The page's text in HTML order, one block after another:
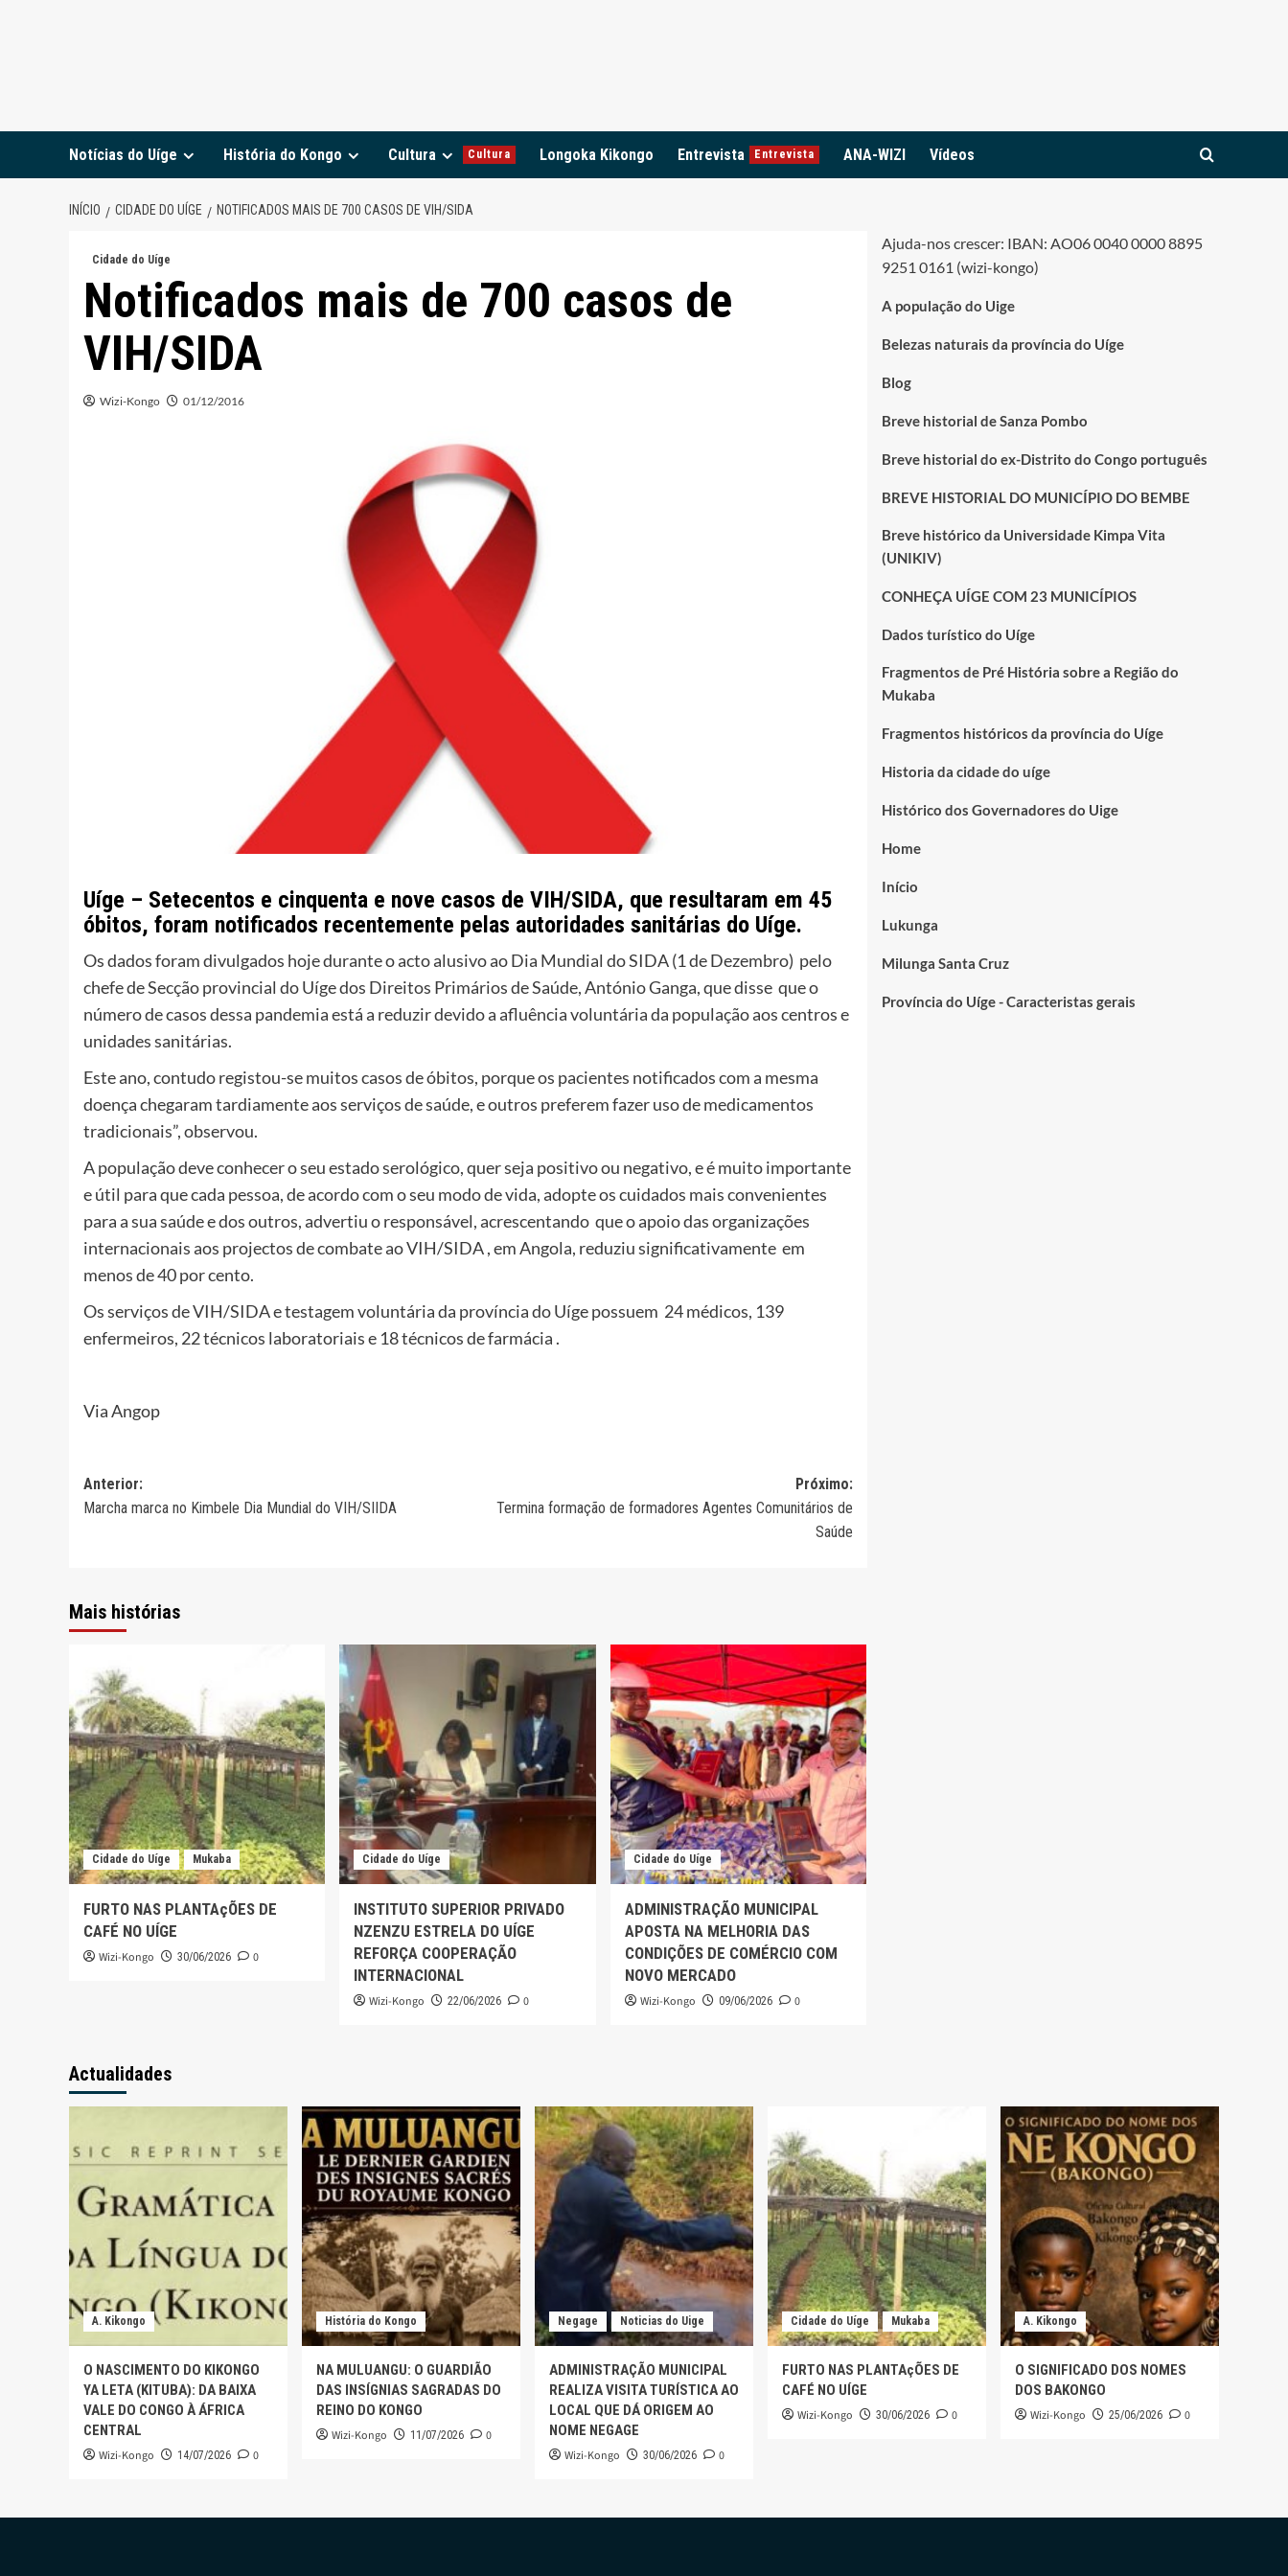
Notícias do Uíge História do Kongo Cultura Cultura Longoka Kikongo Entrevista Entrevista ANA-WIZI Vídeos
INÍCIO CIDADE DO UÍGE NOTIFICADOS MAIS DE 700 CASOS DE VIH/SIDA
Cidade do Uíge
Notificados mais de 700 casos de
VIH/SIDA
Wizi-Kongo 01/12/2016
Uíge – Setecentos e cinquenta e nove casos de VIH/SIDA, que resultaram em 45
óbitos, foram notificados recentemente pelas autoridades sanitárias do Uíge.
Os dados foram divulgados hoje durante o acto alusivo ao Dia Mundial do SIDA (1 de Dezembro) pelo
chefe de Secção provincial do Uíge dos Direitos Primários de Saúde, António Ganga, que disse que o
número de casos dessa pandemia está a reduzir devido a afluência voluntária da população aos centros e
unidades sanitárias.
Este ano, contudo registou-se muitos casos de óbitos, porque os pacientes notificados com a mesma
doença chegaram tardiamente aos serviços de saúde, e outros preferem fazer uso de medicamentos
tradicionais”, observou.
A população deve conhecer o seu estado serológico, quer seja positivo ou negativo, e é muito importante
e útil para que cada pessoa, de acordo com o seu modo de vida, adopte os cuidados mais convenientes
para a sua saúde e dos outros, advertiu o responsável, acrescentando que o apoio das organizações
internacionais aos projectos de combate ao VIH/SIDA , em Angola, reduziu significativamente em
menos de 40 por cento.
Os serviços de VIH/SIDA e testagem voluntária da província do Uíge possuem 24 médicos, 139
enfermeiros, 22 técnicos laboratoriais e 18 técnicos de farmácia .
Via Angop
Navegação
de
Anterior:
Marcha marca no Kimbele Dia Mundial do VIH/SIIDA
Próximo:
Termina formação de formadores Agentes Comunitários de
Saúde
Mais histórias
Cidade do Uíge Mukaba
FURTO NAS PLANTAçÕES DE
CAFÉ NO UÍGE
Wizi-Kongo 30/06/2026 0
Cidade do Uíge
INSTITUTO SUPERIOR PRIVADO
NZENZU ESTRELA DO UÍGE
REFORÇA COOPERAÇÃO
INTERNACIONAL
Wizi-Kongo 22/06/2026 0
Cidade do Uíge
ADMINISTRAÇÃO MUNICIPAL
APOSTA NA MELHORIA DAS
CONDIÇÕES DE COMÉRCIO COM
NOVO MERCADO
Wizi-Kongo 09/06/2026 0
Ajuda-nos crescer: IBAN: AO06 0040 0000 8895
9251 0161 (wizi-kongo)
A população do Uige
Belezas naturais da província do Uíge
Blog
Breve historial de Sanza Pombo
Breve historial do ex-Distrito do Congo português
BREVE HISTORIAL DO MUNICÍPIO DO BEMBE
Breve histórico da Universidade Kimpa Vita
(UNIKIV)
CONHEÇA UÍGE COM 23 MUNICÍPIOS
Dados turístico do Uíge
Fragmentos de Pré História sobre a Região do
Mukaba
Fragmentos históricos da província do Uíge
Historia da cidade do uíge
Histórico dos Governadores do Uige
Home
Início
Lukunga
Milunga Santa Cruz
Província do Uíge - Caracteristas gerais
Actualidades
A. Kikongo
O NASCIMENTO DO KIKONGO
YA LETA (KITUBA): DA BAIXA
VALE DO CONGO À ÁFRICA
CENTRAL
Wizi-Kongo 14/07/2026 0
História do Kongo
NA MULUANGU: O GUARDIÃO
DAS INSÍGNIAS SAGRADAS DO
REINO DO KONGO
Wizi-Kongo 11/07/2026 0
Negage Noticias do Uige
ADMINISTRAÇÃO MUNICIPAL
REALIZA VISITA TURÍSTICA AO
LOCAL QUE DÁ ORIGEM AO
NOME NEGAGE
Wizi-Kongo 30/06/2026 0
Cidade do Uíge Mukaba
FURTO NAS PLANTAçÕES DE
CAFÉ NO UÍGE
Wizi-Kongo 30/06/2026 0
A. Kikongo
O SIGNIFICADO DOS NOMES
DOS BAKONGO
Wizi-Kongo 25/06/2026 0